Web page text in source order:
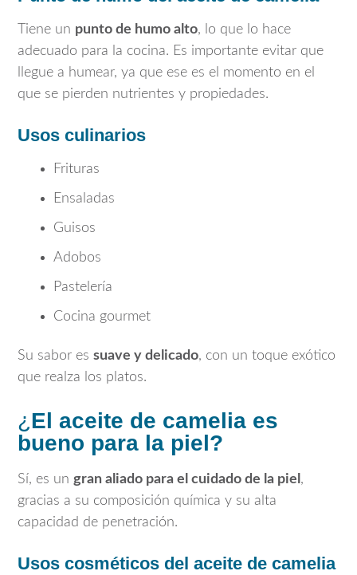
Tiene un punto de humo alto, lo que lo hace
adecuado para la cocina. Es importante evitar que
llegue a humear, ya que ese es el momento en el
que se pierden nutrientes y propiedades.
Usos culinarios
Frituras
Ensaladas
Guisos
Adobos
Pastelería
Cocina gourmet
Su sabor es suave y delicado, con un toque exótico
que realza los platos.
¿El aceite de camelia es
bueno para la piel?
Sí, es un gran aliado para el cuidado de la piel ,
gracias a su composición química y su alta
capacidad de penetración.
Usos cosméticos del aceite de camelia